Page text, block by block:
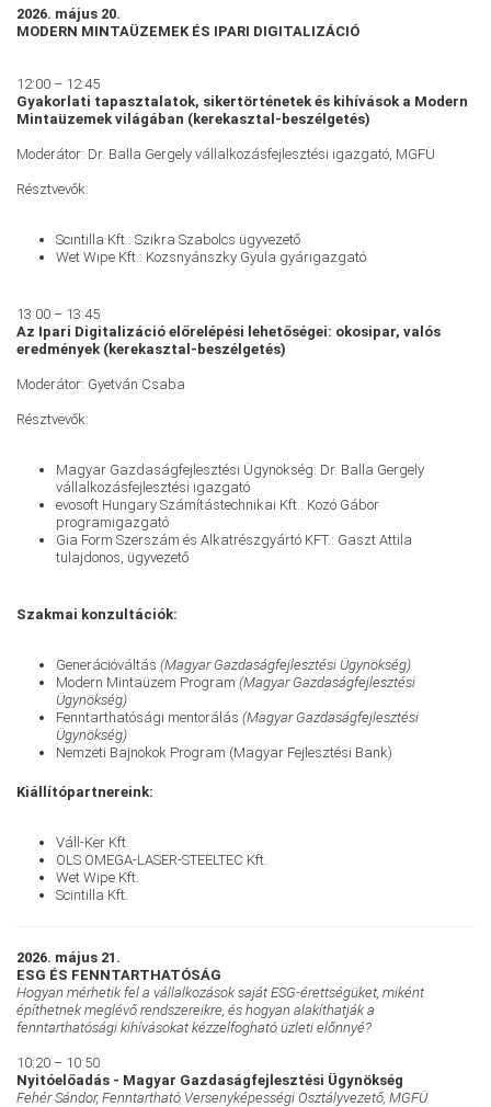
2026. május 20.
MODERN MINTAÜZEMEK ÉS IPARI DIGITALIZÁCIÓ
12:00 – 12:45
Gyakorlati tapasztalatok, sikertörténetek és kihívások a Modern
Mintaüzemek világában (kerekasztal-beszélgetés)
Moderátor: Dr. Balla Gergely vállalkozásfejlesztési igazgató, MGFÜ
Résztvevők:
Scintilla Kft.: Szikra Szabolcs ügyvezető
Wet Wipe Kft.: Kozsnyánszky Gyula gyárigazgató
13:00 – 13:45
Az Ipari Digitalizáció előrelépési lehetőségei: okosipar, valós
eredmények (kerekasztal-beszélgetés)
Moderátor: Gyetván Csaba
Résztvevők:
Magyar Gazdaságfejlesztési Ügynökség: Dr. Balla Gergely
vállalkozásfejlesztési igazgató
evosoft Hungary Számítástechnikai Kft.: Kozó Gábor
programigazgató
Gia Form Szerszám és Alkatrészgyártó KFT.: Gaszt Attila
tulajdonos, ügyvezető
Szakmai konzultációk:
Generációváltás (Magyar Gazdaságfejlesztési Ügynökség)
Modern Mintaüzem Program (Magyar Gazdaságfejlesztési
Ügynökség)
Fenntarthatósági mentorálás (Magyar Gazdaságfejlesztési
Ügynökség)
Nemzeti Bajnokok Program (Magyar Fejlesztési Bank)
Kiállítópartnereink:
Váll-Ker Kft.
OLS OMEGA-LASER-STEELTEC Kft.
Wet Wipe Kft.
Scintilla Kft.
2026. május 21.
ESG ÉS FENNTARTHATÓSÁG
Hogyan mérhetik fel a vállalkozások saját ESG-érettségüket, miként
építhetnek meglévő rendszereikre, és hogyan alakíthatják a
fenntarthatósági kihívásokat kézzelfogható üzleti előnnyé?
10:20 – 10:50
Nyitóelőadás - Magyar Gazdaságfejlesztési Ügynökség
Fehér Sándor, Fenntartható Versenyképességi Osztályvezető, MGFÜ